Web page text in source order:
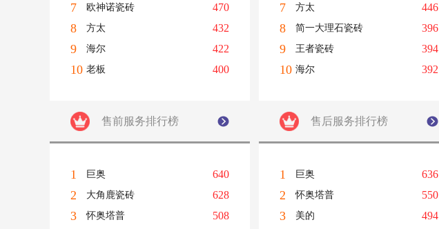
7 欧神诺瓷砖 470
8 方太 432
9 海尔 422
10 老板 400
7 方太 446
8 简一大理石瓷砖 396
9 王者瓷砖 394
10 海尔 392
售前服务排行榜
1 巨奥 640
2 大角鹿瓷砖 628
3 怀奥塔普 508
售后服务排行榜
1 巨奥 636
2 怀奥塔普 550
3 美的 494